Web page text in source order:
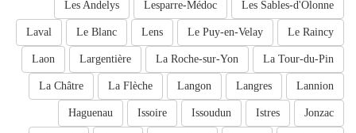
Les Sables-d'Olonne
Lesparre-Médoc
Les Andelys
Le Raincy
Le Puy-en-Velay
Lens
Le Blanc
Laval
La Tour-du-Pin
La Roche-sur-Yon
Largentière
Laon
Lannion
Langres
Langon
La Flèche
La Châtre
Jonzac
Istres
Issoudun
Issoire
Haguenau